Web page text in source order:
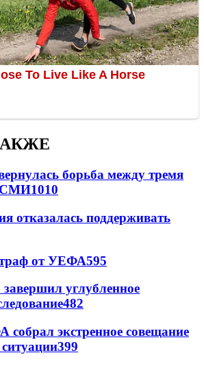
борьба между тремя
СМИ1010
отказалась поддерживать
от УЕФА595
углубленное
482
экстренное совещание
399